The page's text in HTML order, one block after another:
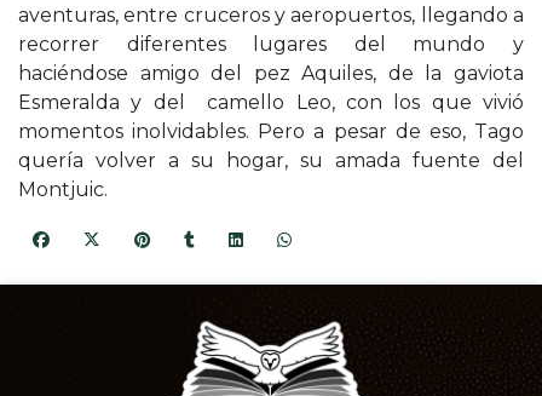
aventuras, entre cruceros y aeropuertos, llegando a
recorrer diferentes lugares del mundo y
haciéndose amigo del pez Aquiles, de la gaviota
Esmeralda y del camello Leo, con los que vivió
momentos inolvidables. Pero a pesar de eso, Tago
quería volver a su hogar, su amada fuente del
Montjuic.